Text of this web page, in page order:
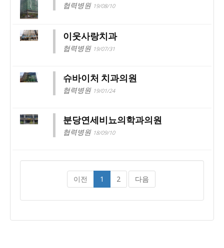
협력병원 19/08/10
이웃사랑치과
협력병원 19/07/31
슈바이처 치과의원
협력병원 19/01/24
분당연세비뇨의학과의원
협력병원 18/09/10
이전 1 2 다음